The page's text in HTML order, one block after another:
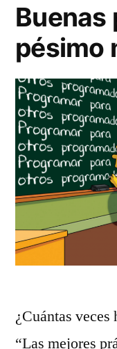
Buenas
pésimo
¿Cuántas
“Las mejores